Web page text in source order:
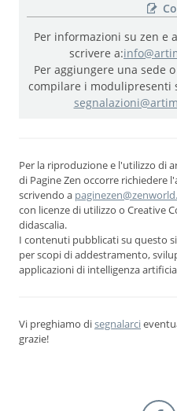
Per informazioni su zen e
scrivere a:
Per aggiungere una sede
compilare i modulipresenti
Per la riproduzione e l'utilizzo di
di Pagine Zen occorre richiedere
scrivendo a
con licenze di utilizzo o Creative
didascalia.
I contenuti pubblicati su questo
per scopi di addestramento,
applicazioni di intelligenza
Vi preghiamo disegnalarci
grazie!